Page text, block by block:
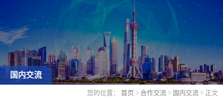
国内交流
您的位置： 首页 > 合作交流 > 国内交流 > 正文